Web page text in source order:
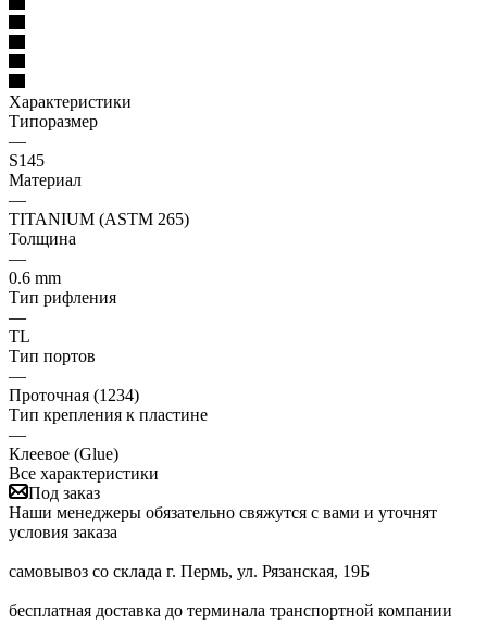
Характеристики
Типоразмер
—
S145
Материал
—
TITANIUM (ASTM 265)
Толщина
—
0.6 mm
Тип рифления
—
TL
Тип портов
—
Проточная (1234)
Тип крепления к пластине
—
Клеевое (Glue)
Все характеристики
Под заказ
Наши менеджеры обязательно свяжутся с вами и уточнят
условия заказа
самовывоз со склада г. Пермь, ул. Рязанская, 19Б
бесплатная доставка до терминала транспортной компании